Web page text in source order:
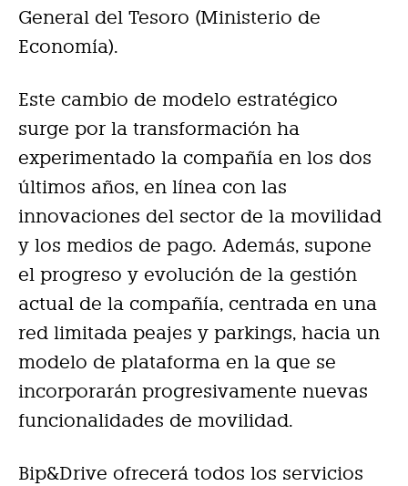
General del Tesoro (Ministerio de
Economía).
Este cambio de modelo estratégico
surge por la transformación ha
experimentado la compañía en los dos
últimos años, en línea con las
innovaciones del sector de la movilidad
y los medios de pago. Además, supone
el progreso y evolución de la gestión
actual de la compañía, centrada en una
red limitada peajes y parkings, hacia un
modelo de plataforma en la que se
incorporarán progresivamente nuevas
funcionalidades de movilidad.
Bip&Drive ofrecerá todos los servicios